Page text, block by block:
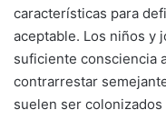
características para
aceptable. Los niños y
suficiente consciencia
contrarrestar
suelen ser